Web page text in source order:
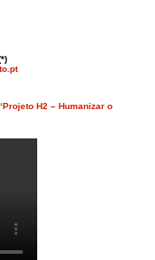
H2 – Humanizar o